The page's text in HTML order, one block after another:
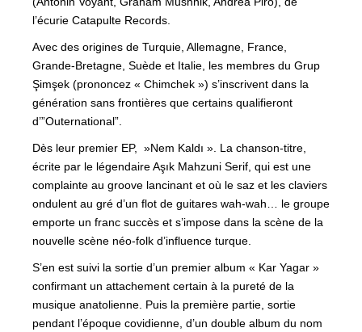
l’écurie Catapulte Records.
Avec des origines de Turquie, Allemagne, France,
Grande-Bretagne, Suède et Italie, les membres du Grup
Şimşek (prononcez « Chimchek ») s’inscrivent dans la
génération sans frontières que certains qualifieront
d’”Outernational”.
Dès leur premier EP, »Nem Kaldı ». La chanson-titre,
écrite par le légendaire Aşık Mahzuni Serif, qui est une
complainte au groove lancinant et où le saz et les claviers
ondulent au gré d’un flot de guitares wah-wah… le groupe
emporte un franc succès et s’impose dans la scène de la
nouvelle scène néo-folk d’influence turque.
S’en est suivi la sortie d’un premier album « Kar Yagar »
confirmant un attachement certain à la pureté de la
musique anatolienne. Puis la première partie, sortie
pendant l’époque covidienne, d’un double album du nom